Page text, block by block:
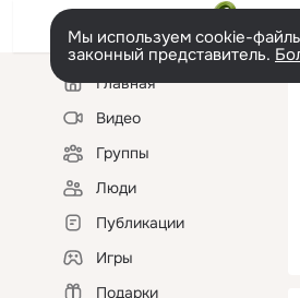
Мы используем cookie-
законный представитель.
Левая
колонкаГлавная
Видео
Группы
Люди
Публикации
Игры
Подарки